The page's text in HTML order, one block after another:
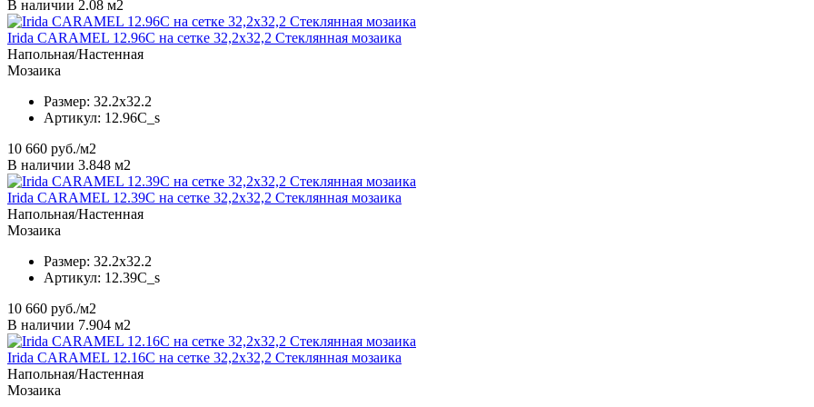
В наличии 2.08 м2
Irida CARAMEL 12.96C на сетке 32,2x32,2 Стеклянная мозаика
Напольная/Настенная
Мозаика
Размер: 32.2x32.2
Артикул: 12.96C_s
10 660 руб./м2
В наличии 3.848 м2
Irida CARAMEL 12.39C на сетке 32,2x32,2 Стеклянная мозаика
Напольная/Настенная
Мозаика
Размер: 32.2x32.2
Артикул: 12.39C_s
10 660 руб./м2
В наличии 7.904 м2
Irida CARAMEL 12.16C на сетке 32,2x32,2 Стеклянная мозаика
Напольная/Настенная
Мозаика